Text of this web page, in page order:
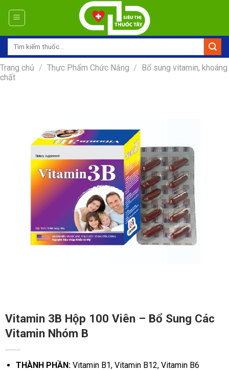
Tìm
Trang chủ / Thực Phẩm Chức Năng / Bổ sung vitamin, khoáng
chất
Vitamin 3B Hộp 100 Viên – Bổ Sung Các
Vitamin Nhóm B
THÀNH PHẦN: Vitamin B1, Vitamin B12, Vitamin B6